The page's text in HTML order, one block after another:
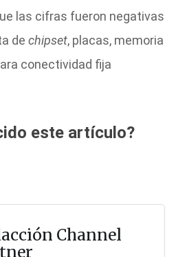
las cifras fueron negativas
de chipset, placas, memoria
conectividad fija
este artículo?
Channel